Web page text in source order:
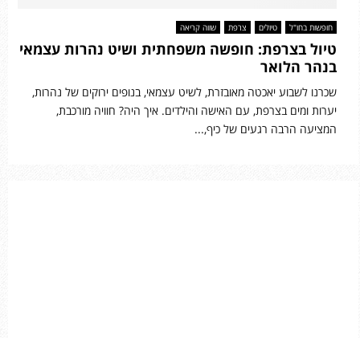
חופשות בחו"ל טיולים צרפת שווה קריאה
טיול בצרפת: חופשה משפחתית ושיט נהרות עצמאי
בנהר הלואר
שכרנו לשבוע יאכטה מאובזרת, לשיט עצמאי, בנופים ירוקים של נהרות,
יערות ומים בצרפת, עם האישה והילדים. איך היה? חוויה מורכבת,
המציעה הרבה רגעים של כיף,...